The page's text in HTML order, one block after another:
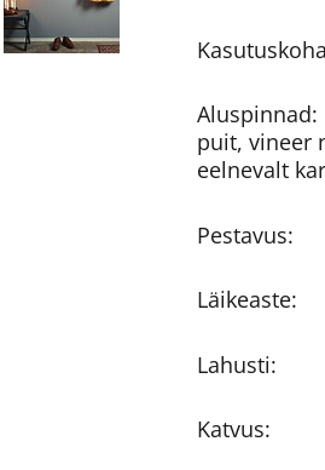
puit, vineer
eelnevalt
Katvus: